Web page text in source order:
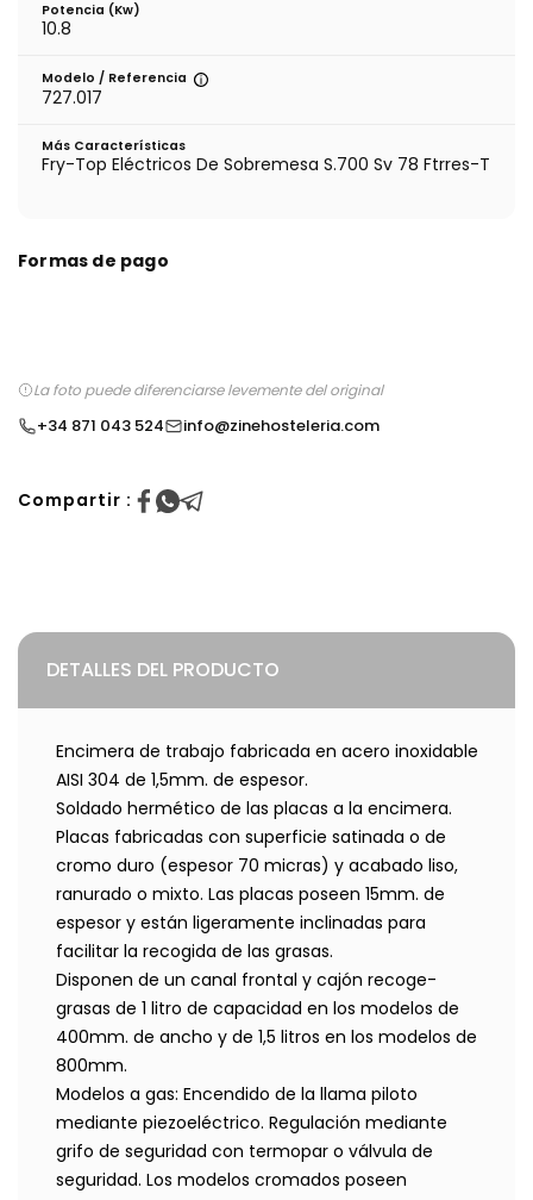
Potencia (Kw)
10.8
Modelo / Referencia
727.017
Más Características
Fry-Top Eléctricos De Sobremesa S.700 Sv 78 Ftrres-T
Formas de pago
La foto puede diferenciarse levemente del original
+34 871 043 524 info@zinehosteleria.com
Compartir :
DETALLES DEL PRODUCTO
Encimera de trabajo fabricada en acero inoxidable
AISI 304 de 1,5mm. de espesor.
Soldado hermético de las placas a la encimera.
Placas fabricadas con superficie satinada o de
cromo duro (espesor 70 micras) y acabado liso,
ranurado o mixto. Las placas poseen 15mm. de
espesor y están ligeramente inclinadas para
facilitar la recogida de las grasas.
Disponen de un canal frontal y cajón recoge-
grasas de 1 litro de capacidad en los modelos de
400mm. de ancho y de 1,5 litros en los modelos de
800mm.
Modelos a gas: Encendido de la llama piloto
mediante piezoeléctrico. Regulación mediante
grifo de seguridad con termopar o válvula de
seguridad. Los modelos cromados poseen